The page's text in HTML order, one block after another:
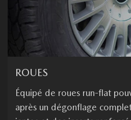
ROUES
Équipé de roues run-flat
après un dégonflage